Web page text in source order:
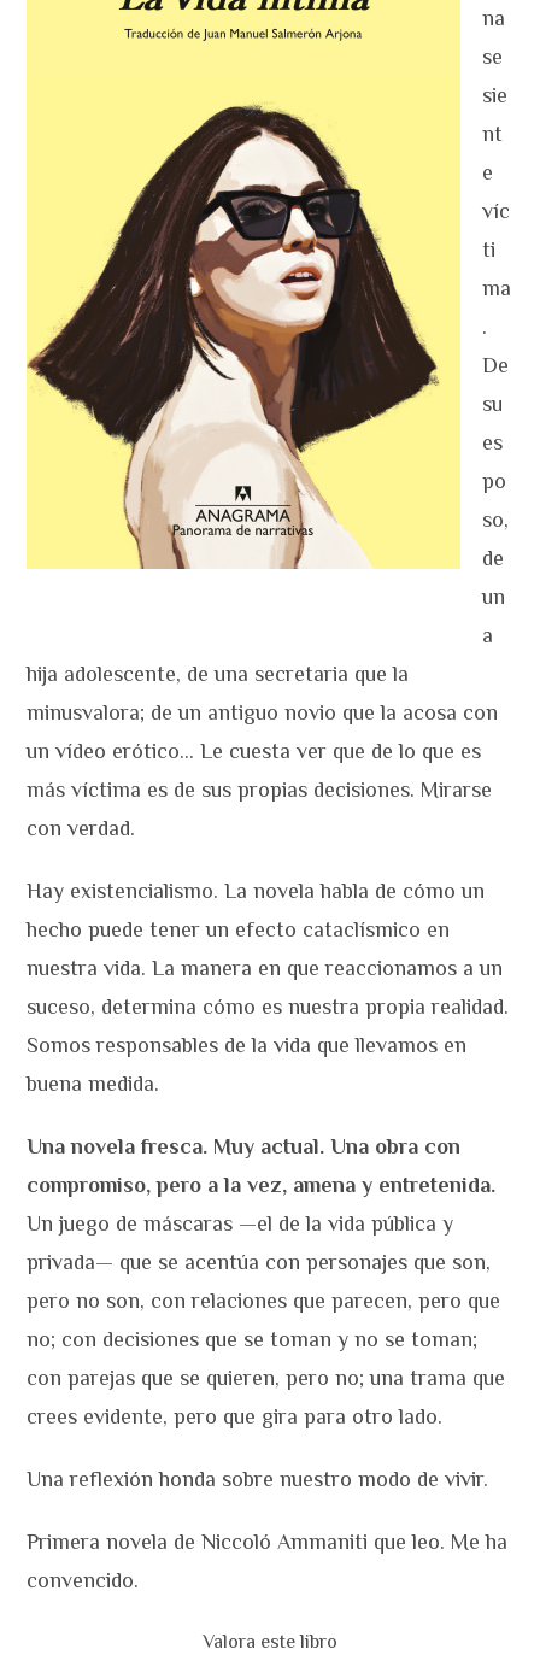
na
se
sie
nt
e
víc
ti
ma
.
De
su
es
po
so,
de
un
a
hija adolescente, de una secretaria que la
minusvalora; de un antiguo novio que la acosa con
un vídeo erótico… Le cuesta ver que de lo que es
más víctima es de sus propias decisiones. Mirarse
con verdad.
Hay existencialismo. La novela habla de cómo un
hecho puede tener un efecto cataclísmico en
nuestra vida. La manera en que reaccionamos a un
suceso, determina cómo es nuestra propia realidad.
Somos responsables de la vida que llevamos en
buena medida.
Una novela fresca. Muy actual. Una obra con
compromiso, pero a la vez, amena y entretenida.
Un juego de máscaras —el de la vida pública y
privada— que se acentúa con personajes que son,
pero no son, con relaciones que parecen, pero que
no; con decisiones que se toman y no se toman;
con parejas que se quieren, pero no; una trama que
crees evidente, pero que gira para otro lado.
Una reflexión honda sobre nuestro modo de vivir.
Primera novela de Niccoló Ammaniti que leo. Me ha
convencido.
Valora este libro